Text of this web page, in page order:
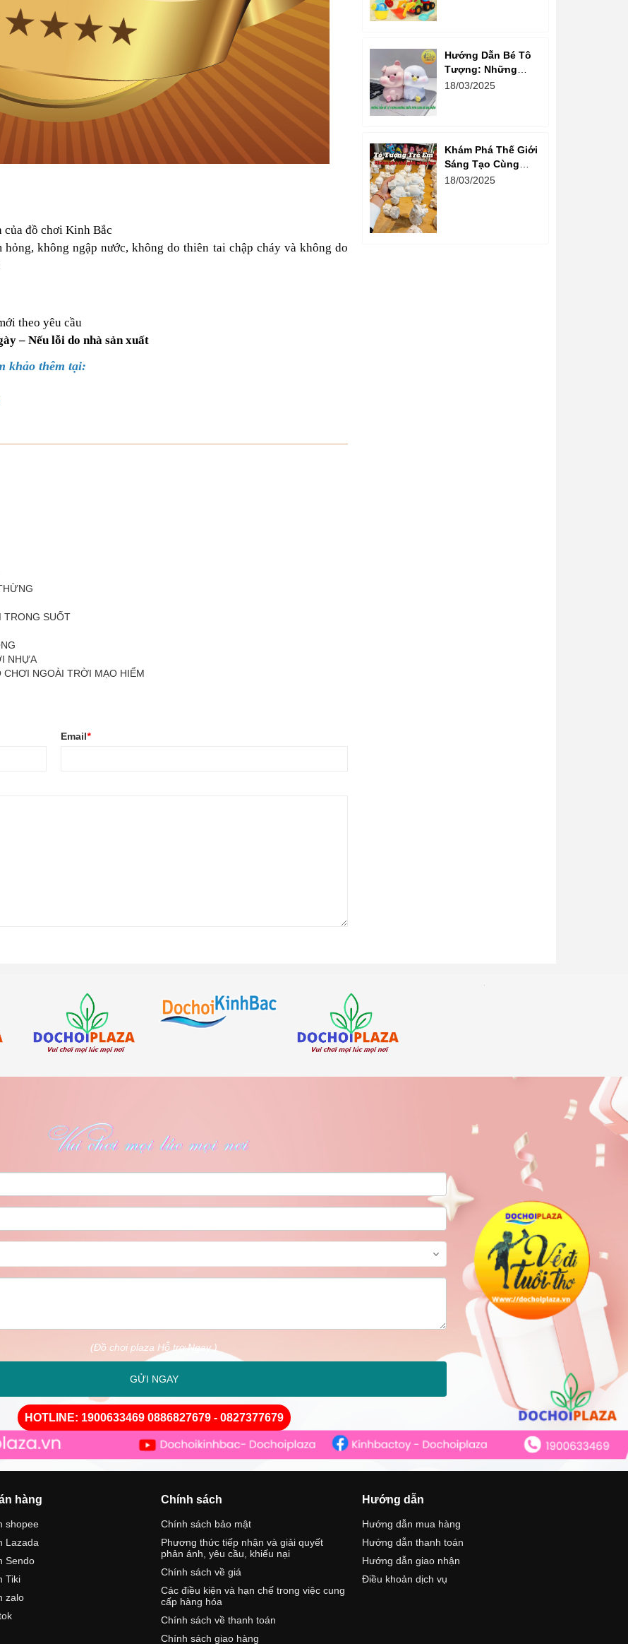
của đồ chơi Kinh Bắc
hỏng, khôngngập nước, không do thiên tai chập cháy và không do
theo yêu cầu
– Nếu lỗi do nhà sản xuất
khảo thêm tại:
SUỐT
NHỰA
NGOÀI TRỜI MẠO HIỂM
Email*
Hướng Dẫn Bé Tô
Tượng: Những
Bước Đơn Giản Và
18/03/2025
Khám Phá Thế Giới
Sáng Tạo Cùng
Hoạt Động Tô
18/03/2025
(Đồ chơi plaza Hỗ trợ Ngay )
GỬI NGAY
HOTLINE: 1900633469 0886827679 - 0827377679
hàng
shopee
Lazada
Sendo
Tiki
zalo
Chính sách
Chính sách bảo mật
Phương thức tiếp nhận và giải quyết
phản ánh, yêu cầu, khiếu nại
Chính sách về giá
Các điều kiện và hạn chế trong việc cung
cấp hàng hóa
Chính sách về thanh toán
Chính sách giao hàng
Hướng dẫn
Hướng dẫn mua hàng
Hướng dẫn thanh toán
Hướng dẫn giao nhận
Điều khoản dịch vụ